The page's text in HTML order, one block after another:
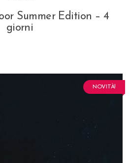
Summer Edition – 4
giorni
NOVITÀ!